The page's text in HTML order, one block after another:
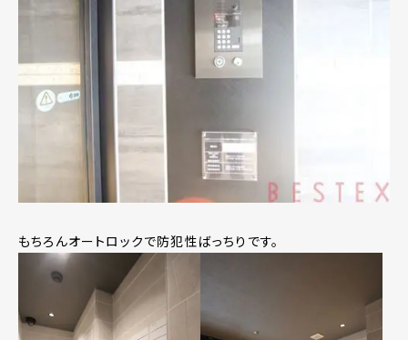
もちろんオートロックで防犯性ばっちりです。